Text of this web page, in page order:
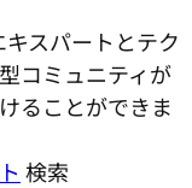
スパートとテク
コミ​ュニティが
ることができま
検索